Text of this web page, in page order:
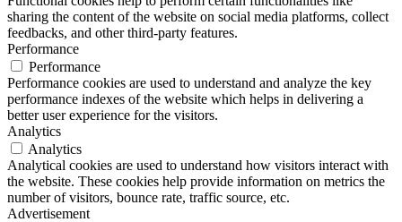
sharing the content of the website on social media platforms, collect
feedbacks, and other third-party features.
Performance
Performance
Performance cookies are used to understand and analyze the key
performance indexes of the website which helps in delivering a
better user experience for the visitors.
Analytics
Analytics
Analytical cookies are used to understand how visitors interact with
the website. These cookies help provide information on metrics the
number of visitors, bounce rate, traffic source, etc.
Advertisement